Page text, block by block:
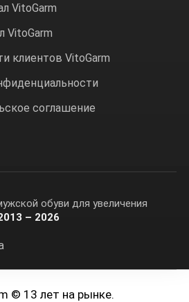
VitoGarm
VitoGarm
клиентов VitoGarm
соглашение
обуви для увеличения
– 2026
© 13 лет на рынке.